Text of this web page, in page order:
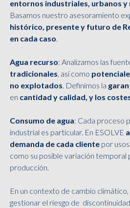
entornos industriales, urbanos y
Basamos nuestro asesoramiento
histórico, presente y futuro de
en cada caso.
Agua recurso: Analizamos las
tradicionales, así como
no explotados. Definimos la
en cantidad y calidad, y los
Consumo de agua: Cada proceso
industrial es particular. En ESOLVE
demanda de cada cliente por
como su posible variación
producción.
En un contexto de cambio
gestionar el riesgo de